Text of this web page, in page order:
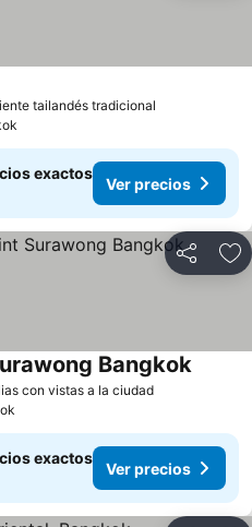
tailandés tradicional
exactos
Ver precios
Compartir
con vistas a la ciudad
Bangkok
exactos
Ver precios